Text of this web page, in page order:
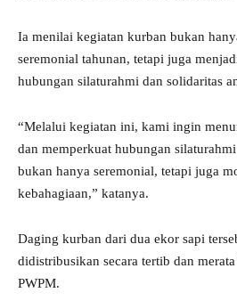
Ia menilai kegiatan kurban bukan
seremonial tahunan, tetapi juga
hubungan silaturahmi dan solidaritas
“Melalui kegiatan ini, kami ingin
dan memperkuat hubungan
bukan hanya seremonial, tetapi juga
kebahagiaan,” katanya.
Daging kurban dari dua ekor sapi
didistribusikan secara tertib dan
PWPM.